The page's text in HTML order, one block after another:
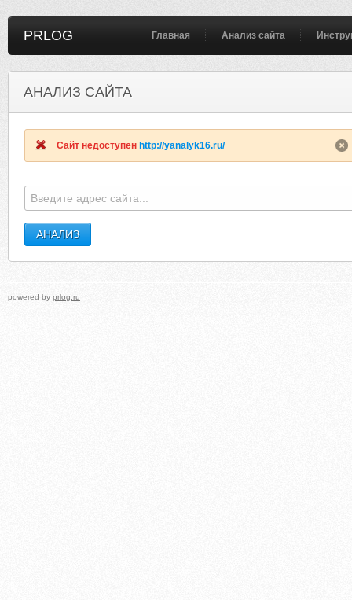
PRLOG Главная Анализ сайта
АНАЛИЗ САЙТА
Сайт недоступен http://yanalyk16.ru/
powered by prlog.ru